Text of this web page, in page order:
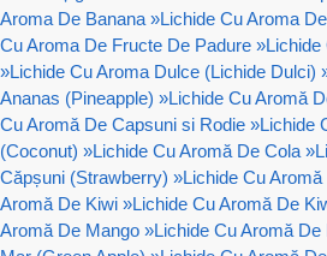
Aroma De Banana »Lichide Cu Aroma
Cu Aroma De Fructe De Padure »Lichide
»Lichide Cu Aroma Dulce (Lichide Dulci)
Ananas (Pineapple) »Lichide Cu Aromă
Cu Aromă De Capsuni si Rodie »Lichide
(Coconut) »Lichide Cu Aromă De Cola »
Căpșuni (Strawberry) »Lichide Cu
Aromă De Kiwi »Lichide Cu Aromă De
Aromă De Mango »Lichide Cu Aromă De